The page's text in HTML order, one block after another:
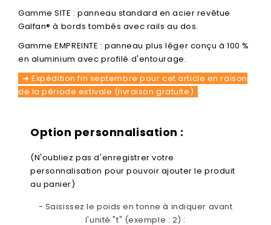
Gamme SITE : panneau standard en acier revêtue
Galfan® à bords tombés avec rails au dos.
Gamme EMPREINTE : panneau plus léger conçu à 100 %
en aluminium avec profilé d'entourage.
➜ Expédition fin septembre pour cet article en raison
de la période estivale (livraison gratuite)
Option personnalisation :
(N'oubliez pas d'enregistrer votre
personnalisation pour pouvoir ajouter le produit
au panier)
- Saisissez le poids en tonne à indiquer avant
l'unité "t" (exemple : 2) :